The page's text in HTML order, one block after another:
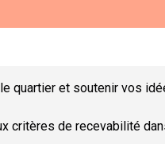
quartier et soutenir vos
critères de recevabilité